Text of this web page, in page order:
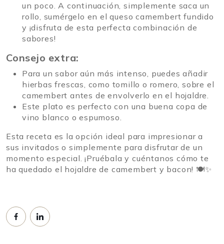
un poco. A continuación, simplemente saca un
rollo, sumérgelo en el queso camembert fundido
y ¡disfruta de esta perfecta combinación de
sabores!
Consejo extra:
Para un sabor aún más intenso, puedes añadir
hierbas frescas, como tomillo o romero, sobre el
camembert antes de envolverlo en el hojaldre.
Este plato es perfecto con una buena copa de
vino blanco o espumoso.
Esta receta es la opción ideal para impresionar a
sus invitados o simplemente para disfrutar de un
momento especial. ¡Pruébala y cuéntanos cómo te
ha quedado el hojaldre de camembert y bacon! 🍽✨